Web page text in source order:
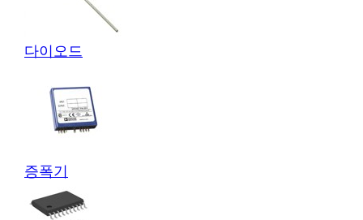
다이오드
증폭기